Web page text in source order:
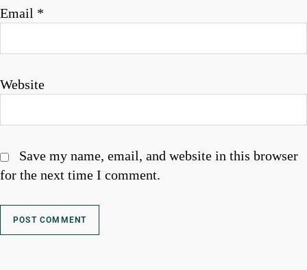
Email *
Website
Save my name, email, and website in this browser
for the next time I comment.